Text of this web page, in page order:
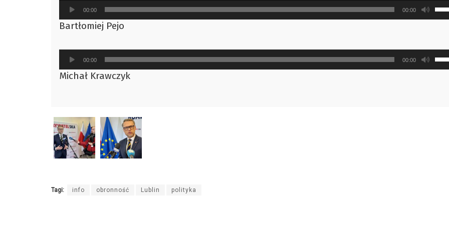
Odtwarzacz
plików
dźwiękowych
00:00 00:00
do
Bartłomiej Pejo
Odtwarzacz
plików
dźwiękowych
00:00 00:00
Michał Krawczyk
Tagi: info obronność Lublin polityka